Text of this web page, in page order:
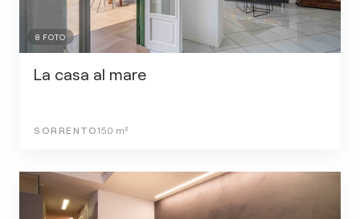
8 FOTO
La casa al mare
SORRENTO150 m²